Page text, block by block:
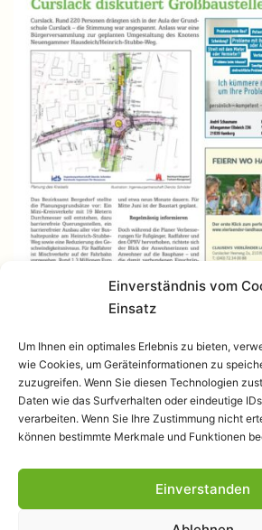
Einverständnis vom
Einsatz
Um Ihnen ein optimales Erlebnis zu bieten,
wie Cookies, um Geräteinformationen zu
zuzugreifen. Wenn Sie diesen Technologien
Daten wie das Surfverhalten oder eindeutige
verarbeiten. Wenn Sie Ihre Zustimmung nicht
können bestimmte Merkmale und Funktionen
Einverstanden
Datenschutzerklärung